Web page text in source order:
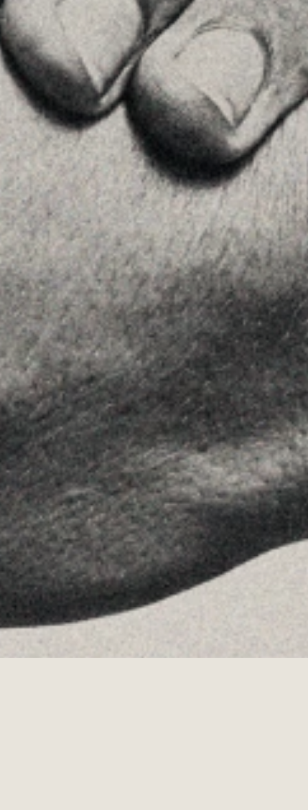
Príncipe de Vergara, 108 , 5ª planta
28002 , Madrid
+34 915759925
Ver en Google Maps
MENU
Home
La Firma
Equipo
Asesoramiento
Insights
Contactar
SÍGUENOS
Linkedin
Instagram
Youtube
Allyon — Barcelona, Spain
Copyrights © 2026 AVISO LEGAL·
POLÍTICA DE COOKIES· POLÍTICA DE PRIVACIDAD